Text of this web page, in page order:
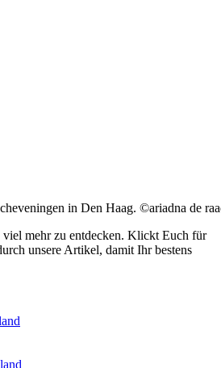
in Den Haag. ©ariadna de
mehr zu entdecken. Klickt Euch für
unsere Artikel, damit Ihr bestens